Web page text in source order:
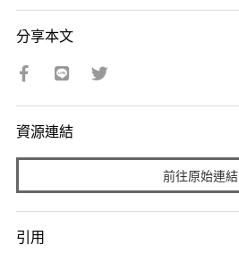
分享本文
資源連結
前往原始連結
引用